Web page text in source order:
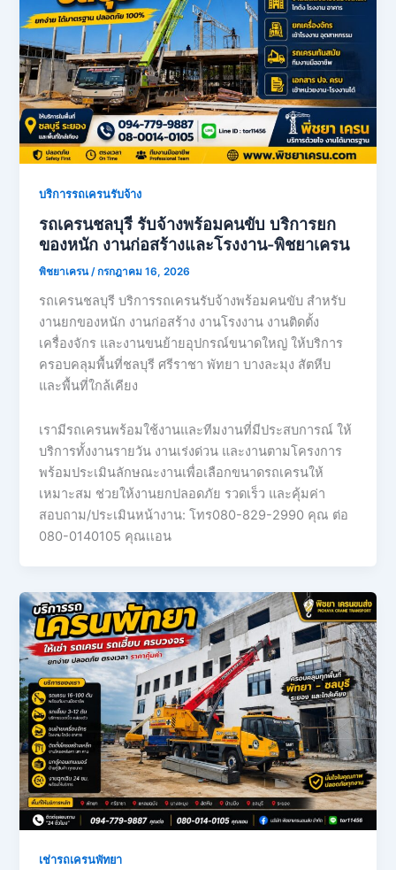
บริการรถเครนรับจ้าง
รถเครนชลบุรี รับจ้างพร้อมคนขับ บริการยก
ของหนัก งานก่อสร้างและโรงงาน-พิชยาเครน
พิชยาเครน/กรกฎาคม 16, 2026
รถเครนชลบุรี บริการรถเครนรับจ้างพร้อมคนขับ สำหรับ
งานยกของหนัก งานก่อสร้าง งานโรงงาน งานติดตั้ง
เครื่องจักร และงานขนย้ายอุปกรณ์ขนาดใหญ่ ให้บริการ
ครอบคลุมพื้นที่ชลบุรี ศรีราชา พัทยา บางละมุง สัตหีบ
และพื้นที่ใกล้เคียง
เรามีรถเครนพร้อมใช้งานและทีมงานที่มีประสบการณ์ ให้
บริการทั้งงานรายวัน งานเร่งด่วน และงานตามโครงการ
พร้อมประเมินลักษณะงานเพื่อเลือกขนาดรถเครนให้
เหมาะสม ช่วยให้งานยกปลอดภัย รวดเร็ว และคุ้มค่า
สอบถาม/ประเมินหน้างาน: โทร080-829-2990 คุณ ต่อ
080-0140105 คุณเเอน
เช่ารถเครนพัทยา